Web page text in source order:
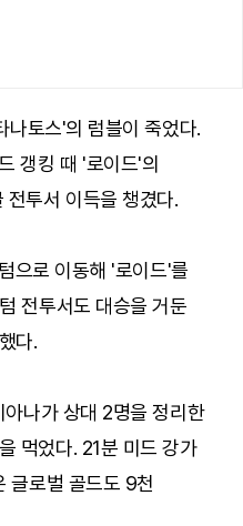
토스'의 럼블이 죽었다.
갱킹 때 '로이드'의
투서 이득을 챙겼다.
으로 이동해 '로이드'를
전투서도 대승을 거둔
다.
나가 상대 2명을 정리한
먹었다. 21분 미드 강가
글로벌 골드도 9천